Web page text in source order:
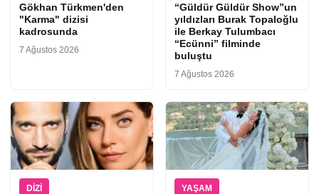
Gökhan Türkmen'den
"Karma" dizisi
kadrosunda
7 Ağustos 2026
“Güldür Güldür Show”un
yıldızları Burak Topaloğlu
ile Berkay Tulumbacı
“Ecünni” filminde
buluştu
7 Ağustos 2026
DIZI YAŞAM